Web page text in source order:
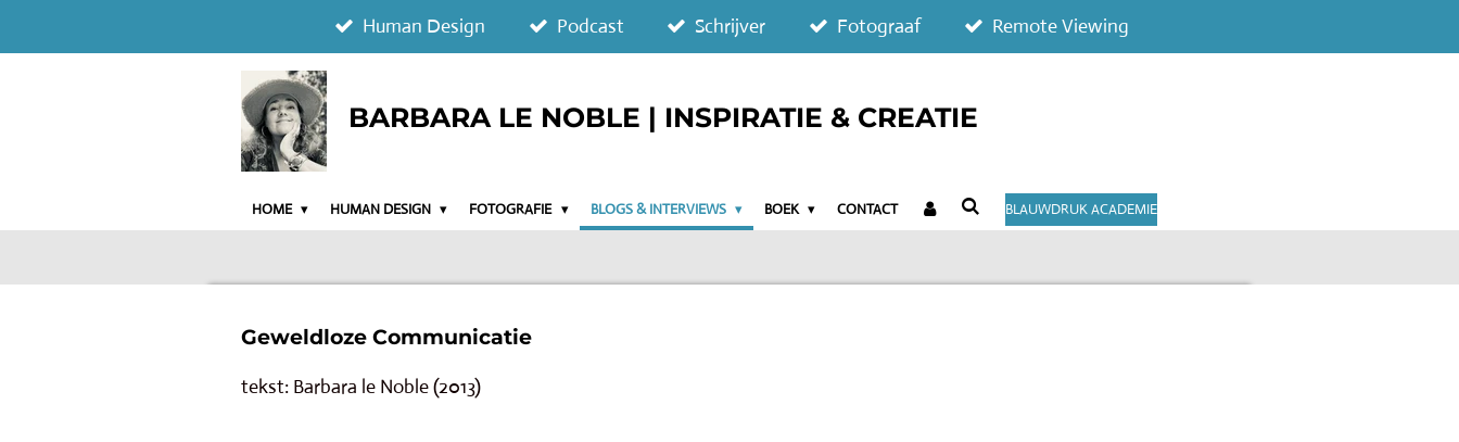
direct
Human Design Podcast Schrijver Fotograaf Remote Viewing
BARBARA LE NOBLE | INSPIRATIE & CREATIE
HOME HUMAN DESIGN FOTOGRAFIE BLOGS & INTERVIEWS BOEK CONTACT BLAUWDRUK ACADEMIE
Geweldloze Communicatie
tekst: Barbara le Noble (2013)